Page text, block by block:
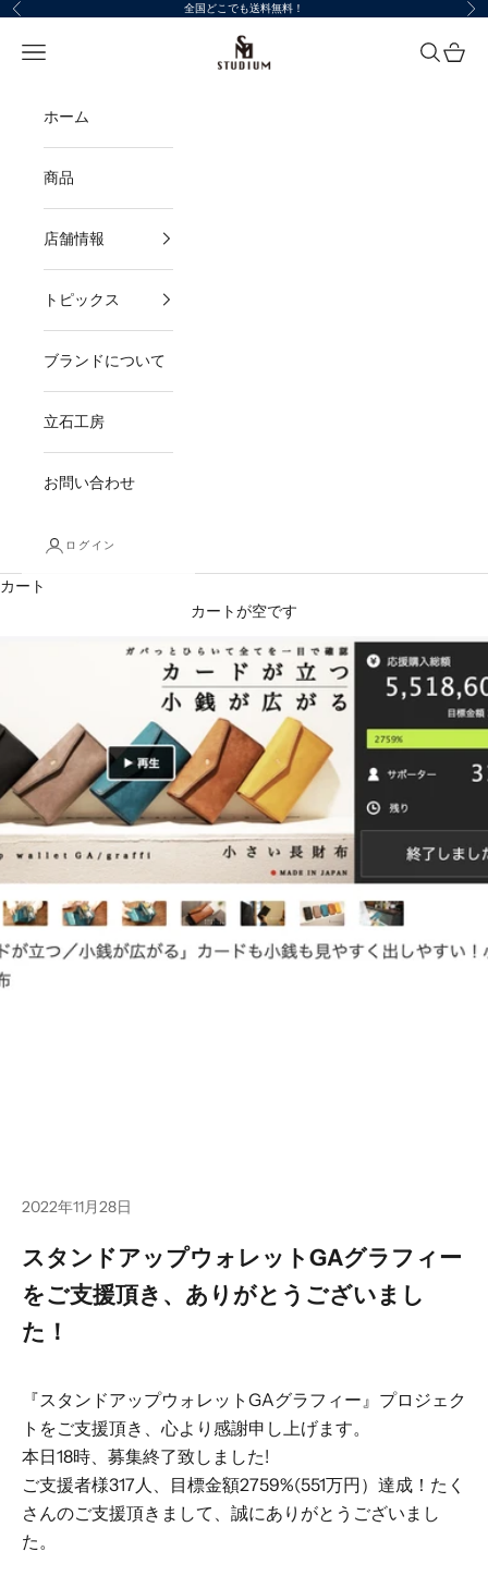
コンテンツへスキップ
前へ 全国どこでも送料無料！ 次
STUDIUM
メニューを開く 検索を開
カー
ホーム
商品
店舗情報
トピックス
ブランドについて
立石工房
お問い合わせ
ログイン
カート
カートが空です
2022年11月28日
スタンドアップウォレットGAグラフィー
をご支援頂き、ありがとうございまし
た！
『スタンドアップウォレットGAグラフィー』プロジェク
トをご支援頂き、心より感謝申し上げます。
本日18時、募集終了致しました!
ご支援者様317人、目標金額2759%(551万円）達成！たく
さんのご支援頂きまして、誠にありがとうございまし
た。